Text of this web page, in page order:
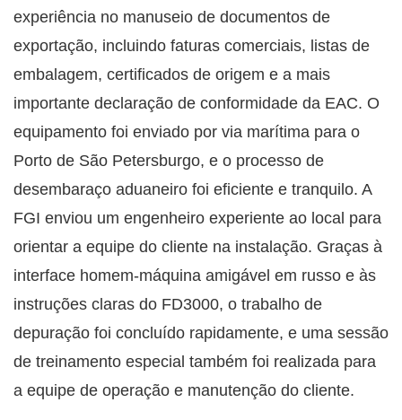
experiência no manuseio de documentos de
exportação, incluindo faturas comerciais, listas de
embalagem, certificados de origem e a mais
importante declaração de conformidade da EAC. O
equipamento foi enviado por via marítima para o
Porto de São Petersburgo, e o processo de
desembaraço aduaneiro foi eficiente e tranquilo. A
FGI enviou um engenheiro experiente ao local para
orientar a equipe do cliente na instalação. Graças à
interface homem-máquina amigável em russo e às
instruções claras do FD3000, o trabalho de
depuração foi concluído rapidamente, e uma sessão
de treinamento especial também foi realizada para
a equipe de operação e manutenção do cliente.